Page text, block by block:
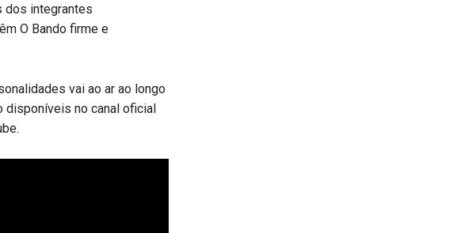
dos integrantes
O Bando firme e
vai ao ar ao longo
disponíveis no canal oficial